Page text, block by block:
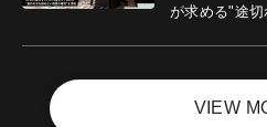
が求める"途
VIEW